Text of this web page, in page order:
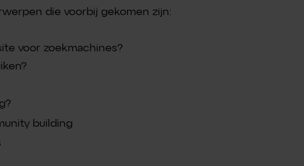
die voorbij gekomen zijn:
voor zoekmachines?
building